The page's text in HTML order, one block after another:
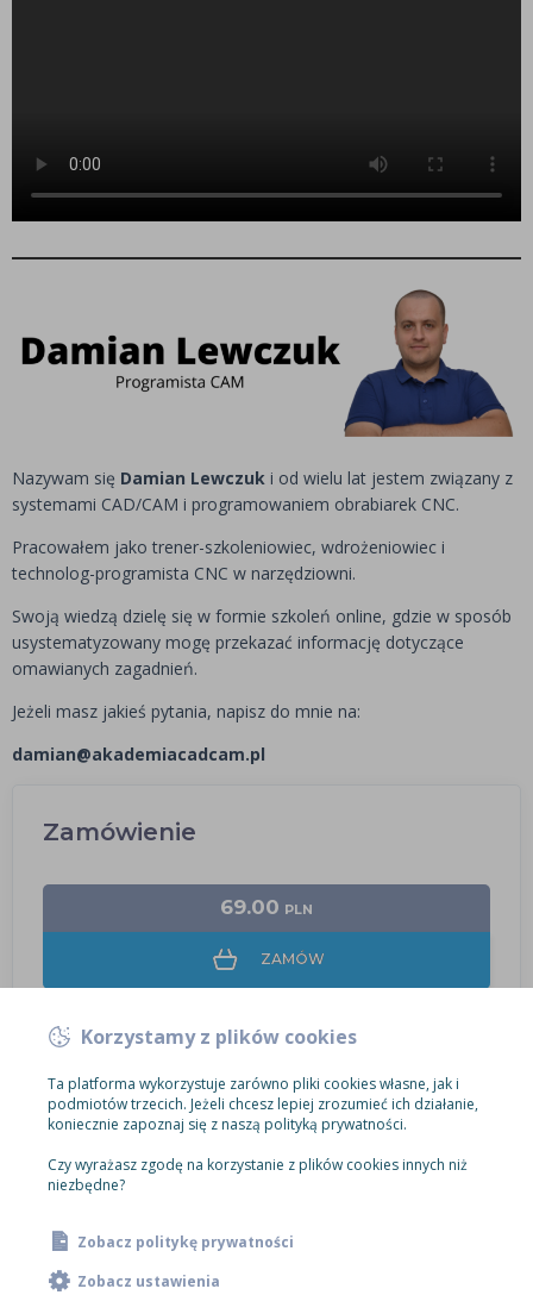
Nazywam się Damian Lewczuk i od wielu lat jestem związany z
systemami CAD/CAM i programowaniem obrabiarek CNC.
Pracowałem jako trener-szkoleniowiec, wdrożeniowiec i
technolog-programista CNC w narzędziowni.
Swoją wiedzą dzielę się w formie szkoleń online, gdzie w sposób
usystematyzowany mogę przekazać informację dotyczące
omawianych zagadnień.
Jeżeli masz jakieś pytania, napisz do mnie na:
damian@akademiacadcam.pl
Zamówienie
69.00 PLN
ZAMÓW
Korzystamy z plików cookies
Ta platforma wykorzystuje zarówno pliki cookies własne, jak i
podmiotów trzecich. Jeżeli chcesz lepiej zrozumieć ich działanie,
koniecznie zapoznaj się z naszą polityką prywatności.
Czy wyrażasz zgodę na korzystanie z plików cookies innych niż
niezbędne?
Zobacz politykę prywatności
Zobacz ustawienia